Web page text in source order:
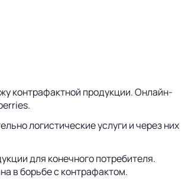
контрафактной продукции. Онлайн-
логистические услуги и через них
для конечного потребителя.
в борьбе с контрафактом.